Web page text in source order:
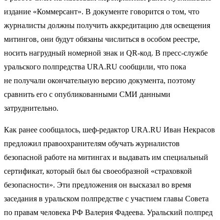
издание «Коммерсант». В документе говорится о том, что
журналисты должны получить аккредитацию для освещения
митингов, они будут обязаны числиться в особом реестре,
носить нагрудный номерной знак и QR-код. В пресс-службе
уральского полпредства URA.RU сообщили, что пока
не получали окончательную версию документа, поэтому
сравнить его с опубликованными СМИ данными
затруднительно.
Как ранее сообщалось, шеф-редактор URA.RU Иван Некрасов
предложил правоохранителям обучать журналистов
безопасной работе на митингах и выдавать им специальный
сертификат, который был бы своеобразной «страховкой
безопасности». Эти предложения он высказал во время
заседания в уральском полпредстве с участием главы Совета
по правам человека РФ Валерия Фадеева. Уральский полпред